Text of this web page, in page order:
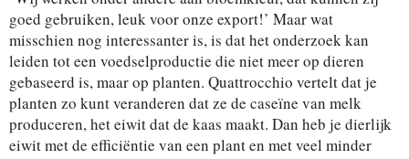
goed gebruiken, leuk voor onze export!’ Maar wat
misschien nog interessanter is, is dat het onderzoek kan
leiden tot een voedselproductie die niet meer op dieren
gebaseerd is, maar op planten. Quattrocchio vertelt dat je
planten zo kunt veranderen dat ze de caseïne van melk
produceren, het eiwit dat de kaas maakt. Dan heb je dierlijk
eiwit met de efficiëntie van een plant en met veel minder